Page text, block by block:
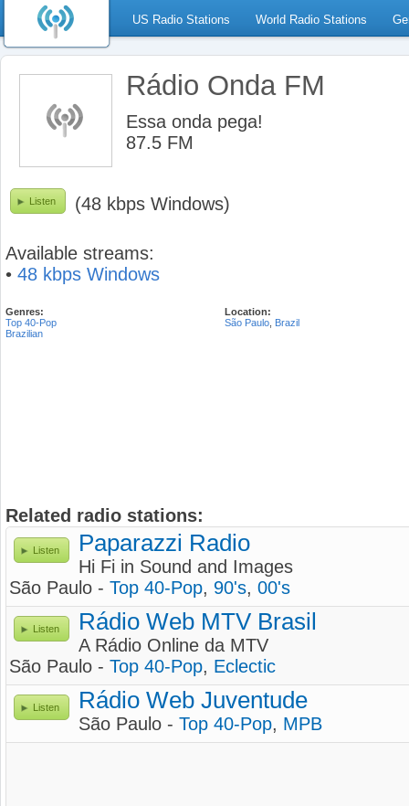
US Radio Stations World Radio Stations
Rádio Onda FM
Essa onda pega!
87.5 FM
Listen (48 kbps Windows)
Available streams:
• 48 kbps Windows
Genres:
Top 40-Pop
Brazilian
Location:
São Paulo Brazil
Related radio stations:
Listen Paparazzi Radio
Hi Fi in Sound and Images
São Paulo - Top 40-Pop, 90's, 00's
Listen Rádio Web MTV Brasil
A Rádio Online da MTV
São Paulo - Top 40-Pop, Eclectic
Listen Rádio Web Juventude
São Paulo - Top 40-Pop, MPB